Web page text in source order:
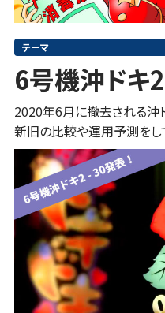
テーマ
6号機沖ドキ
2020年6月に撤去される沖
新旧の比較や運用予測をし